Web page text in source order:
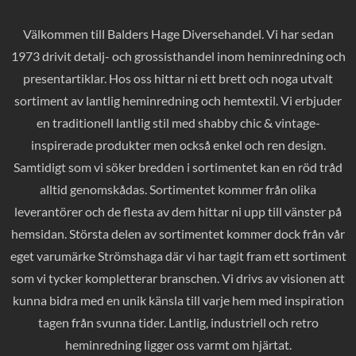
Välkommen till Balders Hage Diversehandel. Vi har sedan
1973 drivit detalj- och grossisthandel inom heminredning och
presentartiklar. Hos oss hittar ni ett brett och noga utvalt
sortiment av lantlig heminredning och hemtextil. Vi erbjuder
en traditionell lantlig stil med shabby chic & vintage-
inspirerade produkter men också enkel och ren design.
Samtidigt som vi söker bredden i sortimentet kan en röd tråd
alltid genomskådas. Sortimentet kommer från olika
leverantörer och de flesta av dem hittar ni upp till vänster på
hemsidan. Största delen av sortimentet kommer dock från vår
eget varumärke Strömshaga där vi har tagit fram ett sortiment
som vi tycker kompletterar branschen. Vi drivs av visionen att
kunna bidra med en unik känsla till varje hem med inspiration
tagen från svunna tider. Lantlig, industriell och retro
heminredning ligger oss varmt om hjärtat.